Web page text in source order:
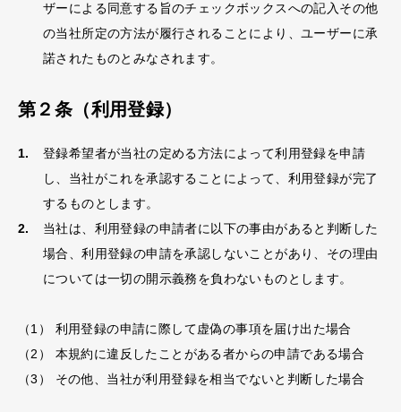
ザーによる同意する旨のチェックボックスへの記入その他
の当社所定の方法が履行されることにより、ユーザーに承
諾されたものとみなされます。
第２条（利用登録）
登録希望者が当社の定める方法によって利用登録を申請
し、当社がこれを承認することによって、利用登録が完了
するものとします。
当社は、利用登録の申請者に以下の事由があると判断した
場合、利用登録の申請を承認しないことがあり、その理由
については一切の開示義務を負わないものとします。
（1） 利用登録の申請に際して虚偽の事項を届け出た場合
（2） 本規約に違反したことがある者からの申請である場合
（3） その他、当社が利用登録を相当でないと判断した場合